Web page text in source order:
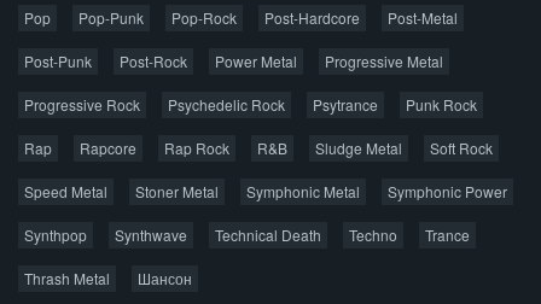
Pop Pop-Punk Pop-Rock Post-Hardcore Post-Metal
Post-Punk Post-Rock Power Metal Progressive Metal
Progressive Rock Psychedelic Rock Psytrance Punk Rock
Rap Rapcore Rap Rock R&B Sludge Metal Soft Rock
Speed Metal Stoner Metal Symphonic Metal Symphonic Power
Synthpop Synthwave Technical Death Techno Trance
Thrash Metal Шансон
лицензионную копию.